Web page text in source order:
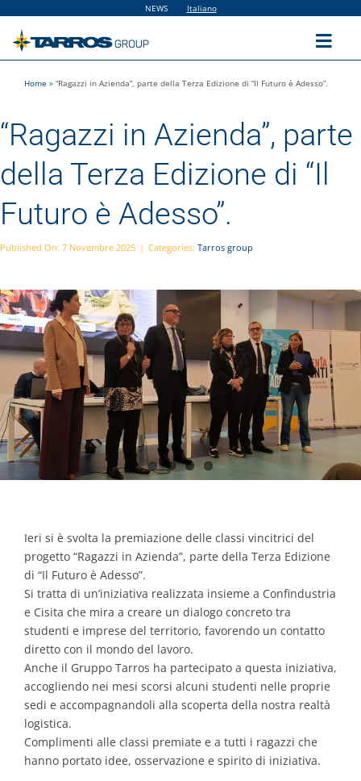
contenuto
NEWS Italiano
Home
The Group
Utilities
Sustainability
People
Contacts
Home » “Ragazzi in Azienda”, parte della Terza Edizione di “Il Futuro è Adesso”.
“Ragazzi in Azienda”, parte
della Terza Edizione di “Il
Futuro è Adesso”.
Published On: 7 Novembre 2025 | Categories: Tarros group
Ieri si è svolta la premiazione delle classi vincitrici del
progetto “Ragazzi in Azienda”, parte della Terza Edizione
di “Il Futuro è Adesso”.
Si tratta di un’iniziativa realizzata insieme a Confindustria
e Cisita che mira a creare un dialogo concreto tra
studenti e imprese del territorio, favorendo un contatto
diretto con il mondo del lavoro.
Anche il Gruppo Tarros ha partecipato a questa iniziativa,
accogliendo nei mesi scorsi alcuni studenti nelle proprie
sedi e accompagnandoli alla scoperta della nostra realtà
logistica.
Complimenti alle classi premiate e a tutti i ragazzi che
hanno portato idee, osservazione e spirito di iniziativa.